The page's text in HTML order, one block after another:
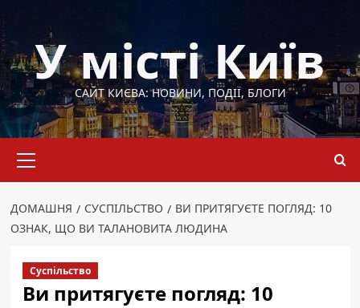
до
вмістуУ місті Київ
САЙТ КИЄВА: НОВИНИ, ПОДІЇ, БЛОГИ
меню
ДОМАШНЯ СУСПІЛЬСТВО
ВИ ПРИТЯГУЄТЕ ПОГЛЯД: 10
ОЗНАК, ЩО ВИ ТАЛАНОВИТА ЛЮДИНА
Суспільство
Ви притягуєте погляд: 10